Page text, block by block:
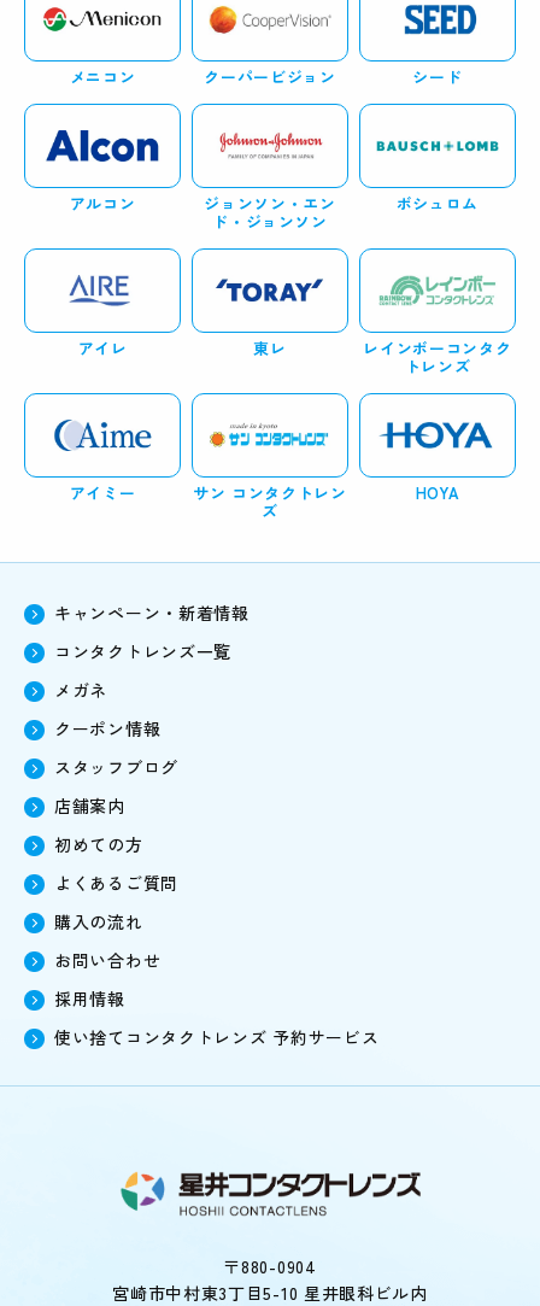
メニコン クーパービジョン シード
アルコン ジョンソン・エン
ド・ジョンソン
ボシュロム
アイレ 東レ レインボーコンタク
トレンズ
アイミー サン コンタクトレン
ズ
HOYA
キャンペーン・新着情報
コンタクトレンズ一覧
メガネ
クーポン情報
スタッフブログ
店舗案内
初めての方
よくあるご質問
購入の流れ
お問い合わせ
採用情報
使い捨てコンタクトレンズ 予約サービス
〒880-0904
宮崎市中村東3丁目5-10 星井眼科ビル内